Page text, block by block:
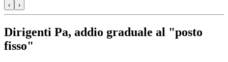
‹ ›
Dirigenti Pa, addio graduale al "posto
fisso"